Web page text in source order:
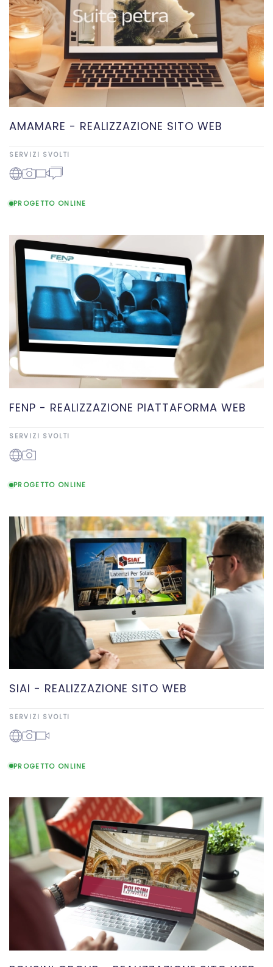
AMAMARE - REALIZZAZIONE SITO WEB
SERVIZI SVOLTI
PROGETTO ONLINE
FENP - REALIZZAZIONE PIATTAFORMA WEB
SERVIZI SVOLTI
PROGETTO ONLINE
SIAI - REALIZZAZIONE SITO WEB
SERVIZI SVOLTI
PROGETTO ONLINE